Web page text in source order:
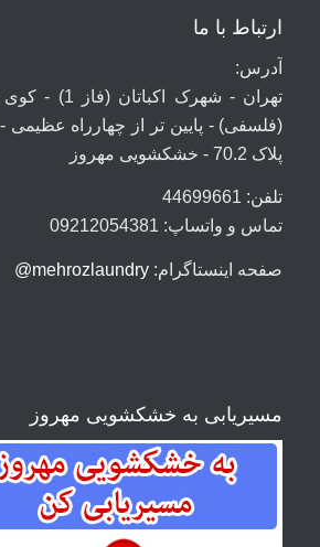
ارتباط با ما
آدرس:
تهران - شهرک
(فلسفی) - پایین تر از چهارراه عظیمی
پلاک 70.2 - خشکشویی مهروز
تلفن: 44699661
تماس و واتساپ: 09212054381
صفحه اینستاگرام: mehrozlaundry@
مسیریابی به خشکشویی مهروز